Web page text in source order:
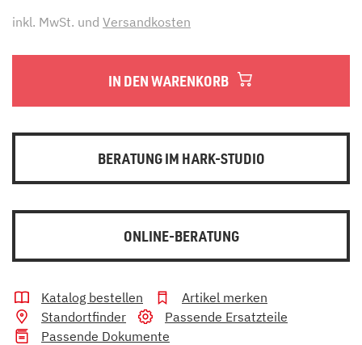
inkl. MwSt. und Versandkosten
IN DEN WARENKORB
BERATUNG IM HARK-STUDIO
ONLINE-BERATUNG
Katalog bestellen
Artikel merken
Standortfinder
Passende Ersatzteile
Passende Dokumente